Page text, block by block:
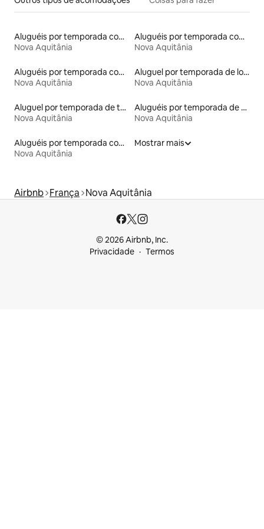
Aluguéis por temporada com acesso ao lago
Nova Aquitânia
Aluguéis por temporada com caiaque
Nova Aquitânia
Aluguéis por temporada com banheiro para PCD
Nova Aquitânia
Aluguel por temporada de lofts
Nova Aquitânia
Aluguel por temporada de tendas tipi
Nova Aquitânia
Aluguéis por temporada de acomodações de luxo
Nova Aquitânia
Aluguéis por temporada com acesso à praia
Nova Aquitânia
Mostrar mais
Airbnb França Nova Aquitânia
© 2026 Airbnb, Inc.
Privacidade
Termos